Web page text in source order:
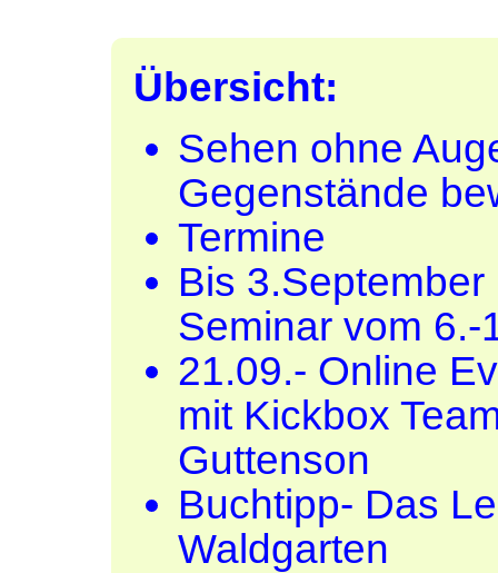
Übersicht:
Sehen ohne
Gegenstände
Termine
Bis
Seminar vom 6.-
21.09.- Online
mit Kickbox
Guttenson
Buchtipp- Das
Waldgarten